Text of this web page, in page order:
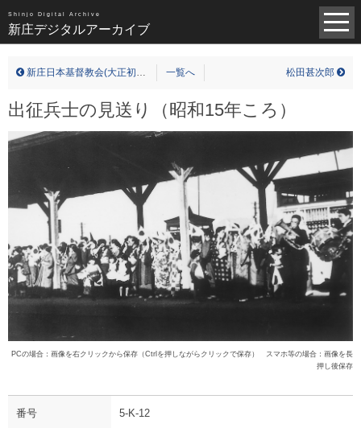
Shinjo Digital Archive
新庄デジタルアーカイブ
近世（14） 近代（19）
タグ全一覧
新庄日本基督教会(大正初期) 一覧へ 松田甚次郎
出征兵士の見送り（昭和15年ころ）
PCの場合：画像を右クリックから保存（Ctrlを押しながらクリックで保存） スマホ等の場合：画像を長
押し後保存
番号 5-K-12